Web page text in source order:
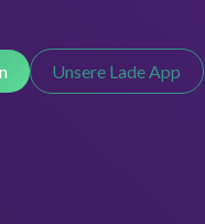
Unsere Lade App